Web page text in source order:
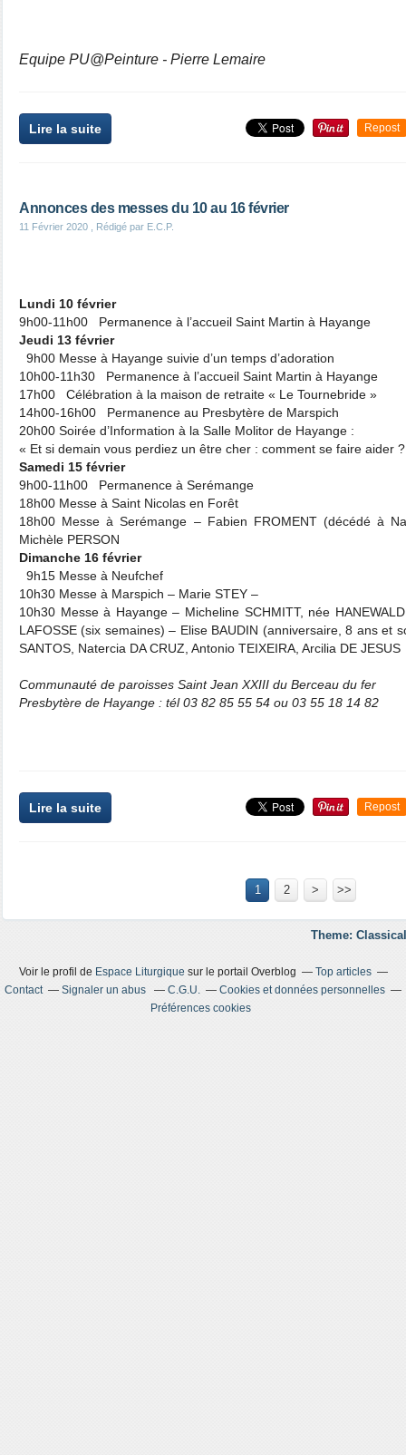
Equipe PU@Peinture - Pierre Lemaire
Lire la suite Repost
Annonces des messes du 10 au 16 février
11 Février 2020 , Rédigé par E.C.P.
Lundi 10 février
9h00-11h00 Permanence à l’accueil Saint Martin à Hayange
Jeudi 13 février
9h00 Messe à Hayange suivie d’un temps d’adoration
10h00-11h30 Permanence à l’accueil Saint Martin à Hayange
17h00 Célébration à la maison de retraite « Le Tournebride »
14h00-16h00 Permanence au Presbytère de Marspich
20h00 Soirée d’Information à la Salle Molitor de Hayange :
« Et si demain vous perdiez un être cher : comment se faire aider
Samedi 15 février
9h00-11h00 Permanence à Serémange
18h00 Messe à Saint Nicolas en Forêt
18h00 Messe à Serémange – Fabien FROMENT (décédé à
Michèle PERSON
Dimanche 16 février
9h15 Messe à Neufchef
10h30 Messe à Marspich – Marie STEY –
10h30 Messe à Hayange – Micheline SCHMITT, née
LAFOSSE (six semaines) – Elise BAUDIN (anniversaire, 8 ans et
SANTOS, Natercia DA CRUZ, Antonio TEIXEIRA, Arcilia DE JESUS
Communauté de paroisses Saint Jean XXIII du Berceau du fer
Presbytère de Hayange : tél 03 82 85 55 54 ou 03 55 18 14 82
Lire la suite Repost
1 2 > >>
Theme:
Voir le profil de Espace Liturgique sur le portail Overblog
Top articles
Contact
Signaler un abus C.G.U.
Cookies et données personnelles
Préférences cookies